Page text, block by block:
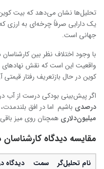
تحلیل‌ها نشان می‌دهد که بیت ‌کوین
یک دارایی صرفاً چرخه‌ای به ارزی
جهانی است.
با وجود اختلاف نظر بین کارشناسان
واقعیت این است که نقش
کوین در حال بازتعریف رفتار
اگر پیش‌بینی بودکی درست از آب
درصدی باشیم اما در افق
میلیون‌دلاری همچنان روی میز
مقایسه دیدگاه
نام تحلیل‌گر سمت دیدگاه